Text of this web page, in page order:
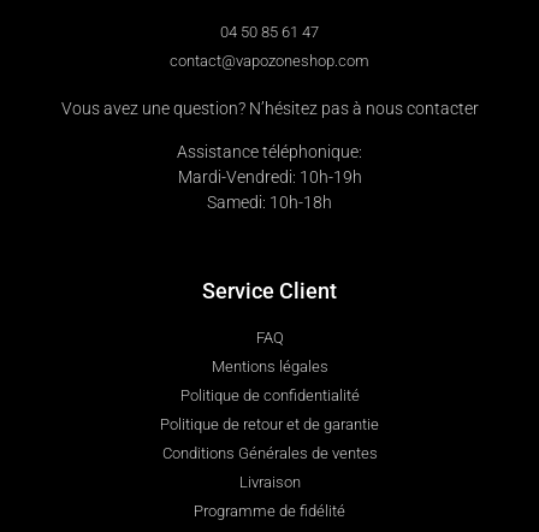
04 50 85 61 47
contact@vapozoneshop.com
Vous avez une question? N’hésitez pas à nous contacter
Assistance téléphonique:
Mardi-Vendredi: 10h-19h
Samedi: 10h-18h
Service Client
FAQ
Mentions légales
Politique de confidentialité
Politique de retour et de garantie
Conditions Générales de ventes
Livraison
Programme de fidélité